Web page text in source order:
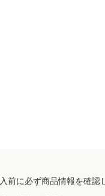
に必ず商品情報を確認